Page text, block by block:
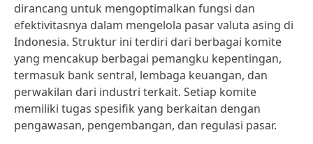
dirancang untuk mengoptimalkan fungsi dan
efektivitasnya dalam mengelola pasar valuta asing di
Indonesia. Struktur ini terdiri dari berbagai komite
yang mencakup berbagai pemangku kepentingan,
termasuk bank sentral, lembaga keuangan, dan
perwakilan dari industri terkait. Setiap komite
memiliki tugas spesifik yang berkaitan dengan
pengawasan, pengembangan, dan regulasi pasar.